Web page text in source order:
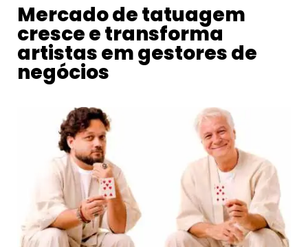
Mercado de tatuagem
cresce e transforma
artistas em gestores de
negócios